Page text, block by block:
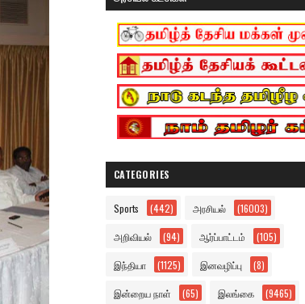
CATEGORIES
Sports (442) அரசியல் (16003)
அறிவியல் (94) ஆர்ப்பாட்டம் (105)
இந்தியா (1125) இனவழிப்பு (8)
இன்றைய நாள் (65) இலங்கை (9465)